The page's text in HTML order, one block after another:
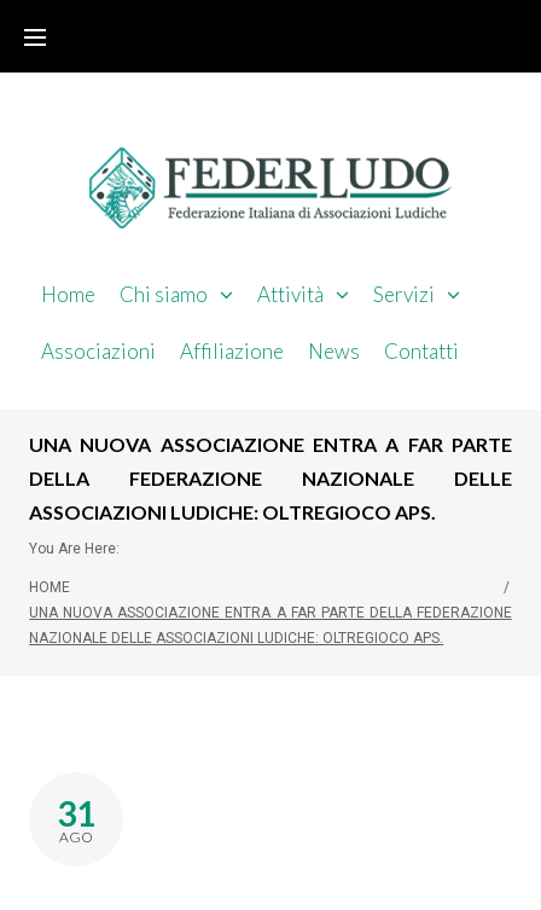
Home Chi siamo Attività Servizi
Associazioni Affiliazione News Contatti
UNA NUOVA ASSOCIAZIONE ENTRA A FAR PARTE
DELLA FEDERAZIONE NAZIONALE DELLE
ASSOCIAZIONI LUDICHE: OLTREGIOCO APS.
You Are Here:
HOME
/
UNA NUOVA ASSOCIAZIONE ENTRA A FAR PARTE DELLA FEDERAZIONE
NAZIONALE DELLE ASSOCIAZIONI LUDICHE: OLTREGIOCO APS.
31
AGO